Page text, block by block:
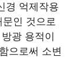
경 억제작용
인 것으로
광 용적이
으로써 소변